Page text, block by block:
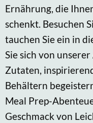
Ernährung, die
schenkt. Besuchen
tauchen Sie ein in
Sie sich von
Zutaten,
Behältern
Meal Prep-
Geschmack von